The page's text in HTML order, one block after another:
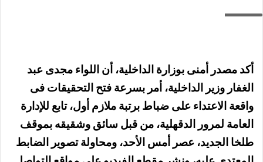
أكد مصدر أمنى بوزارة الداخلية، أن اللواء مجدى عبد
الغفار وزير الداخلية، أمر بسرعة فتح التحقيقات فى
واقعة الاعتداء على ضباط برتبة ملازم أول، تابع للإدارة
العامة لمرور الدقهلية، من قبل سائق وشقيقه بموقف
طلخا الجديد، عصر أمس الأحد، ومحاولة تصوير الضابط